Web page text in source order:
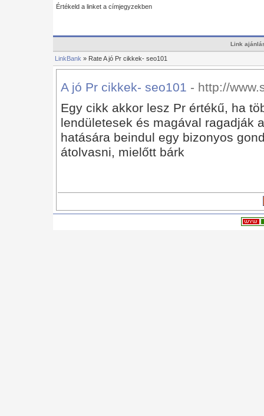
Értékeld a linket a címjegyzekben
Link
LinkBank » Rate A jó Pr cikkek- seo101
A jó Pr cikkek- seo101 - http://
Egy cikk akkor lesz Pr értékű, ha
lendületesek és magával ragadják
hatására beindul egy bizonyos
átolvasni, mielőtt bárk